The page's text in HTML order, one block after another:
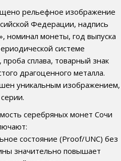
рельефное изображение
Федерации, надпись
монеты, год выпуска
системе
сплава, товарный знак
драгоценного металла.
уникальным изображением,
серебряных монет Сочи
состояние (Proof/UNC) без
значительно повышает